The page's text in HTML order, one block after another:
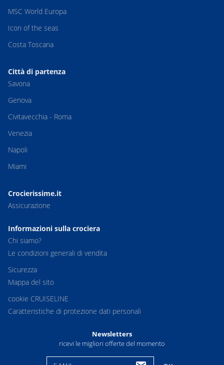
MSC World Europa
Icon of the seas
Costa Toscana
Città di partenza
Savona
Genova
Civitavecchia - Roma
Venezia
Napoli
Miami
Crocierissime.it
Assicurazione
Informazioni sulla crociera
Chi siamo?
Le condizioni generali di vendita
Sicurezza
Mappa del sito
cookie CRUISELINE
Caratteristiche di protezione dati personali
Newsletters
ricevi le migliori offerte del momento